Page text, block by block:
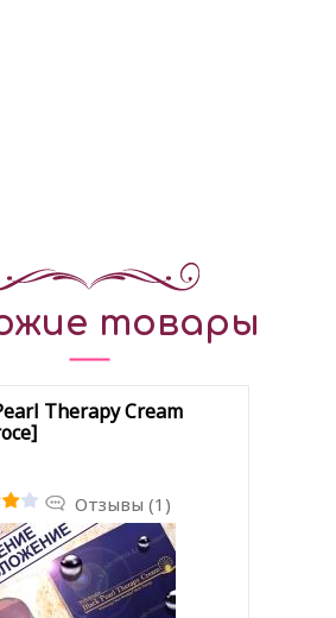
товары
Therapy Cream
Отзывы (1)